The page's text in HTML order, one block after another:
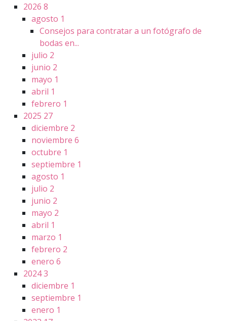
2026 8
agosto 1
Consejos para contratar a un fotógrafo de
bodas en...
julio 2
junio 2
mayo 1
abril 1
febrero 1
2025 27
diciembre 2
noviembre 6
octubre 1
septiembre 1
agosto 1
julio 2
junio 2
mayo 2
abril 1
marzo 1
febrero 2
enero 6
20243
diciembre 1
septiembre 1
enero 1